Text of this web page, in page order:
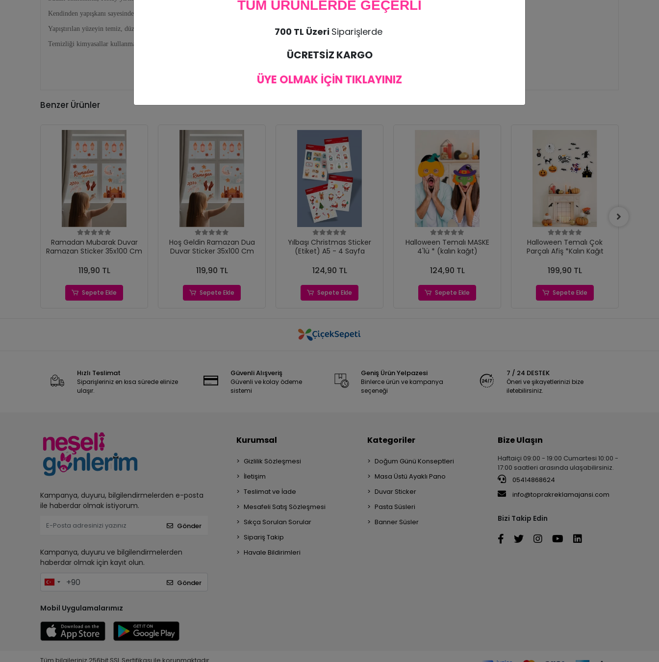
Kendinden yapışkanı sayesinde ekstra yapıştırıcı gerekmez.
Yapıştırılan yüzeyin temiz, düz ve pürüzsüz olması gerekmektedir.
Temizliği kimyasallar kullanmadan nemli bez ile yapılmalıdır.
Benzer Ürünler
Ramadan Mubarak Duvar
Ramazan Sticker 35x100 Cm
119,90 TL
Sepete Ekle
Hoş Geldin Ramazan Dua
Duvar Sticker 35x100 Cm
119,90 TL
Sepete Ekle
Yılbaşı Christmas Sticker
(Etiket) A5 - 4 Sayfa
124,90 TL
Sepete Ekle
Halloween Temalı MASKE
4'lü * (kalın kağıt)
124,90 TL
Sepete Ekle
Halloween Temalı Çok
Parçalı Afiş *Kalın Kağıt
199,90 TL
Sepete Ekle
Hızlı Teslimat
Siparişleriniz en kısa sürede elinize
ulaşır.
Güvenli Alışveriş
Güvenli ve kolay ödeme
sistemi
Geniş Ürün Yelpazesi
Binlerce ürün ve kampanya
seçeneği
7 / 24 DESTEK
Öneri ve şikayetlerinizi bize
iletebilirsiniz.
Kampanya, duyuru, bilgilendirmelerden e-posta
ile haberdar olmak istiyorum.
Gönder
Kampanya, duyuru ve bilgilendirmelerden
haberdar olmak için kayıt olun.
Gönder
Mobil Uygulamalarımız
Kurumsal
Gizlilik Sözleşmesi
İletişim
Teslimat ve İade
Mesafeli Satış Sözleşmesi
Sıkça Sorulan Sorular
Sipariş Takip
Havale Bildirimleri
Kategoriler
Doğum Günü Konseptleri
Masa Üstü Ayaklı Pano
Duvar Sticker
Pasta Süsleri
Banner Süsler
Bize Ulaşın
Haftaiçi 09:00 - 19:00 Cumartesi 10:00 -
17:00 saatleri arasında ulaşabilirsiniz.
05414868624
info@toprakreklamajansi.com
Bizi Takip Edin
TÜM ÜRÜNLERDE GEÇERLİ
700 TL Üzeri Siparişlerde
ÜCRETSİZ KARGO
ÜYE OLMAK İÇİN TIKLAYINIZ